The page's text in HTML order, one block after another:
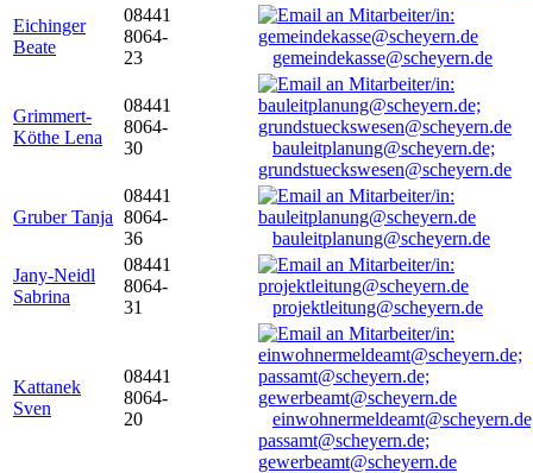
Eichinger
Beate
08441
8064-
23
gemeindekasse@scheyern.de
Grimmert-
Köthe Lena
08441
8064-
30
bauleitplanung@scheyern.de;
grundstueckswesen@scheyern.de
Gruber Tanja
08441
8064-
36
bauleitplanung@scheyern.de
Jany-Neidl
Sabrina
08441
8064-
31
projektleitung@scheyern.de
Kattanek
Sven
08441
8064-
20
passamt@scheyern.de;
gewerbeamt@scheyern.de